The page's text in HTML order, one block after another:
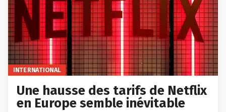
INTERNATIONAL
Une hausse des tarifs de Netflix
en Europe semble inévitable